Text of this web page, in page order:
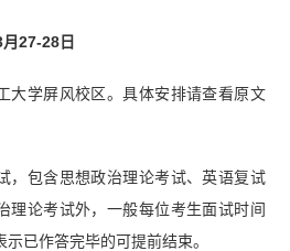
27-28日
大学屏风校区。具体安排请查看原文
，包含思想政治理论考试、英语复试
理论考试外，一般每位考生面试时间
已作答完毕的可提前结束。